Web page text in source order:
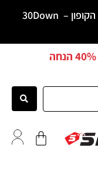
30Down
40% הנחה